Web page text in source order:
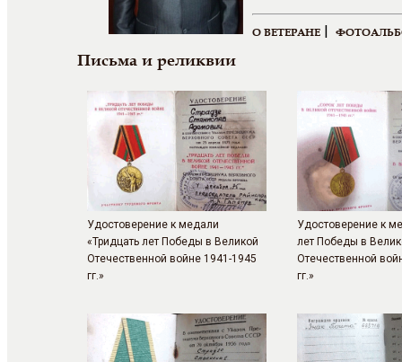
О ВЕТЕРАНЕ |
Письма и реликвии
Удостоверение к медали
«Тридцать лет Победы в Великой
Отечественной войне 1941-1945
гг.»
Удостоверение к
лет Победы в
Отечественной
гг.»